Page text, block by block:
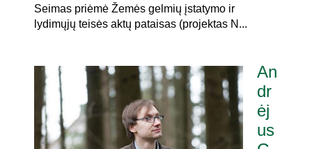
Seimas priėmė Žemės gelmių įstatymo ir
lydimųjų teisės aktų pataisas (projektas N...
An
dr
ėj
us